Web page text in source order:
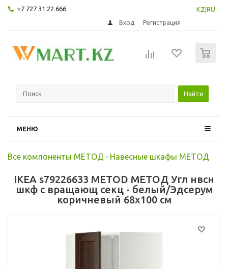
+7 727 31 22 666 KZ RU
Вход Регистрация
Найти
МЕНЮ
Все компоненты МЕТОД - Навесные шкафы МЕТОД
IKEA s79226633 METOD МЕТОД Угл нвсн
шкф с вращающ секц - белый/Эдсерум
коричневый 68x100 см